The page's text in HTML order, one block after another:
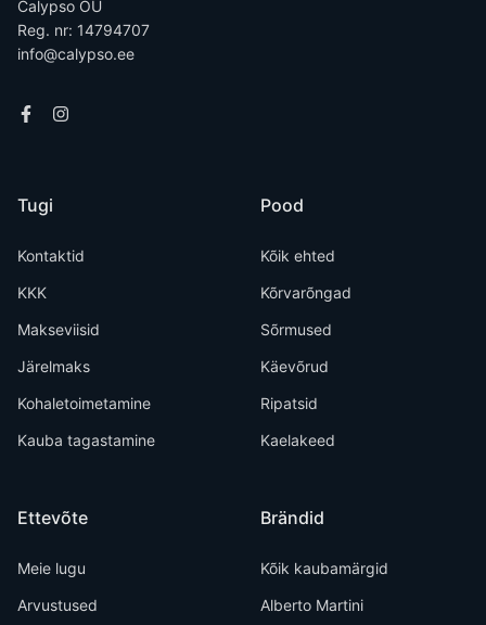
Calypso OÜ
Reg. nr: 14794707
info@calypso.ee
Tugi
Kontaktid
KKK
Makseviisid
Järelmaks
Kohaletoimetamine
Kauba tagastamine
Ettevõte
Meie lugu
Arvustused
Pood
Kõik ehted
Kõrvarõngad
Sõrmused
Käevõrud
Ripatsid
Kaelakeed
Brändid
Kõik kaubamärgid
Alberto Martini